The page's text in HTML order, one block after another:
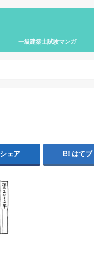
一級建築士試験マンガ
シェア はてブ